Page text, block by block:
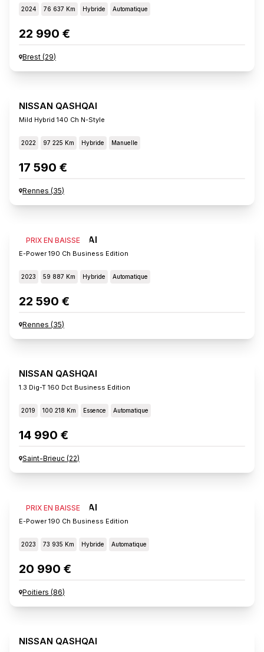
2024 76 637 Km Hybride Automatique
22 990 €
Brest (29)
NISSAN QASHQAI
Mild Hybrid 140 Ch N-Style
2022 97 225 Km Hybride Manuelle
17 590 €
Rennes (35)
PRIX EN BAISSE
NISSAN QASHQAI
E-Power 190 Ch Business Edition
2023 59 887 Km Hybride Automatique
22 590 €
Rennes (35)
NISSAN QASHQAI
1.3 Dig-T 160 Dct Business Edition
2019 100 218 Km Essence Automatique
14 990 €
Saint-Brieuc (22)
PRIX EN BAISSE
NISSAN QASHQAI
E-Power 190 Ch Business Edition
2023 73 935 Km Hybride Automatique
20 990 €
Poitiers (86)
NISSAN QASHQAI